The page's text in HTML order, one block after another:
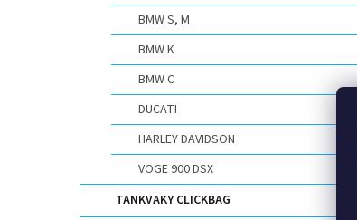
BMW S, M
BMW K
BMW C
DUCATI
HARLEY DAVIDSON
VOGE 900 DSX
TANKVAKY CLICKBAG